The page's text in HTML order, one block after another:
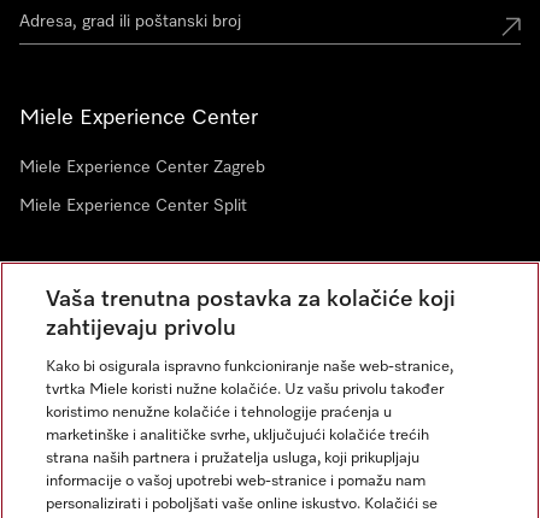
Miele Experience Center
Miele Experience Center Zagreb
Miele Experience Center Split
Newsletter
Miele na Instagramu
Miele na Facebooku
Vaša trenutna postavka za kolačiće koji
zahtijevaju privolu
Kako bi osigurala ispravno funkcioniranje naše web-stranice,
tvrtka Miele koristi nužne kolačiće. Uz vašu privolu također
koristimo nenužne kolačiće i tehnologije praćenja u
marketinške i analitičke svrhe, uključujući kolačiće trećih
strana naših partnera i pružatelja usluga, koji prikupljaju
informacije o vašoj upotrebi web-stranice i pomažu nam
personalizirati i poboljšati vaše online iskustvo. Kolačići se